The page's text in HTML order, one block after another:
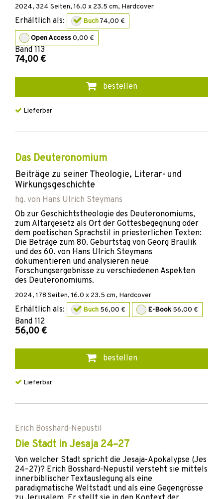
2024, 324 Seiten, 16.0 x 23.5 cm, Hardcover
Erhältlich als: Buch74,00 €
Open Access0,00 €
Band 113
74,00 €
bestellen
Lieferbar
Das Deuteronomium
Beiträge zu seiner Theologie, Literar- und
Wirkungsgeschichte
hg. von Hans Ulrich Steymans
Ob zur Geschichtstheologie des Deuteronomiums,
zum Altargesetz als Ort der Gottesbegegnung oder
dem poetischen Sprachstil in priesterlichen Texten:
Die Beträge zum 80. Geburtstag von Georg Braulik
und des 60. von Hans Ulrich Steymans
dokumentieren und analysieren neue
Forschungsergebnisse zu verschiedenen Aspekten
des Deuteronomiums.
2024, 178 Seiten, 16.0 x 23.5 cm, Hardcover
Erhältlich als: Buch 56,00 € E-Book 56,00 €
Band 112
56,00 €
bestellen
Lieferbar
Erich Bosshard-Nepustil
Die Stadt in Jesaja 24–27
Von welcher Stadt spricht die Jesaja-Apokalypse (Jes
24–27)? Erich Bosshard-Nepustil versteht sie mittels
innerbiblischer Textauslegung als eine
paradigmatische Weltstadt und als eine Gegengrösse